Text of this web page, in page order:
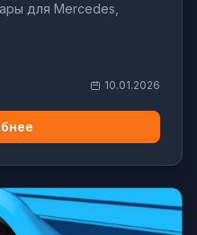
для Mercedes,
10.01.2026